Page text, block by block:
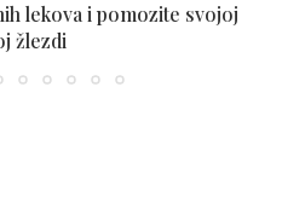
lekova i pomozite svojoj
žlezdi